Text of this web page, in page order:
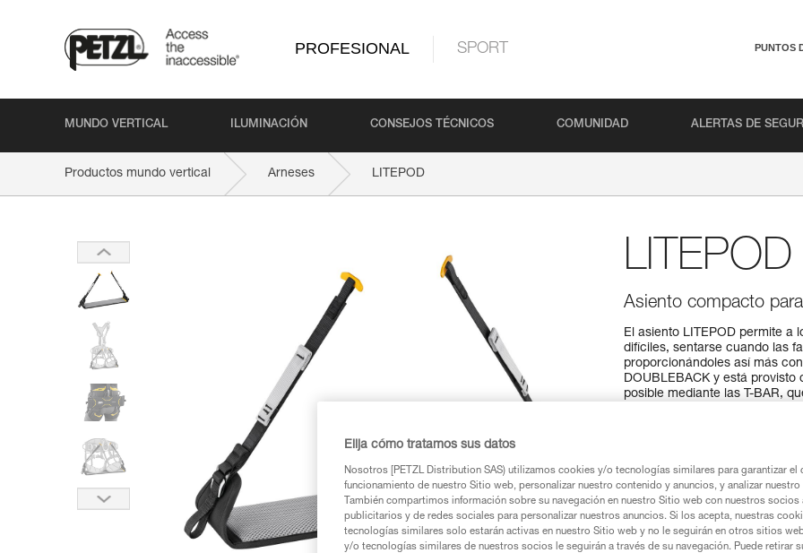
PROFESIONAL SPORT PUNTOS
MUNDO VERTICAL ILUMINACIÓN CONSEJOS TÉCNICOS COMUNIDAD ALERTAS DE
Productos mundo vertical Arneses LITEPOD
LITEPOD
Asiento compacto
El asiento LITEPOD permite a
difíciles, sentarse cuando las
proporcionándoles así más
DOUBLEBACK y está
posible mediante las T-BAR,
Elija cómo tratamos sus datos
Nosotros [PETZL Distribution SAS) utilizamos cookies y/o tecnologías similares para garantizar el
funcionamiento de nuestro Sitio web, personalizar nuestro contenido y anuncios, y analizar
También compartimos información sobre su navegación en nuestro Sitio web con nuestros socios
publicitarios y de redes sociales para personalizar nuestros anuncios. Si los acepta, nuestras
tecnologías similares solo estarán activas en nuestro Sitio web y no le seguirán en otros sitios
y/o tecnologías similares de nuestros socios le seguirán a través de su navegación. Puede retirar